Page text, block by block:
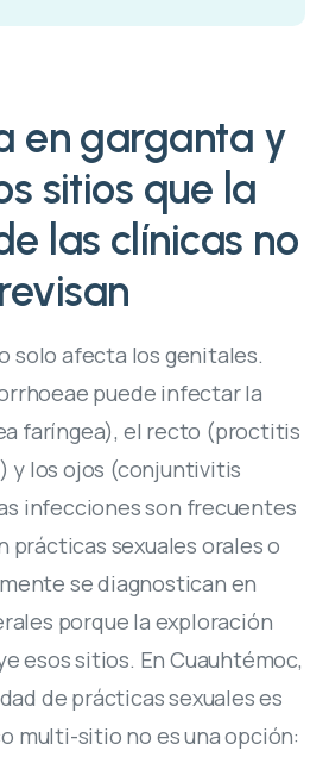
en garganta y
sitios que la
las clínicas no
revisan
solo afecta los genitales.
puede infectar la
faríngea), el recto (proctitis
y los ojos (conjuntivitis
infecciones son frecuentes
prácticas sexuales orales o
se diagnostican en
porque la exploración
esos sitios. En Cuauhtémoc,
de prácticas sexuales es
multi-sitio no es una opción: